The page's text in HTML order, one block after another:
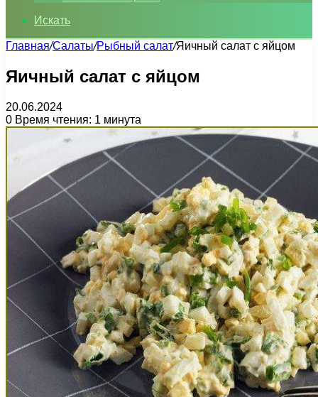
Искать
Главная/Салаты/Рыбный салат/Яичный салат с яйцом
Яичный салат с яйцом
20.06.2024
0 Время чтения: 1 минута